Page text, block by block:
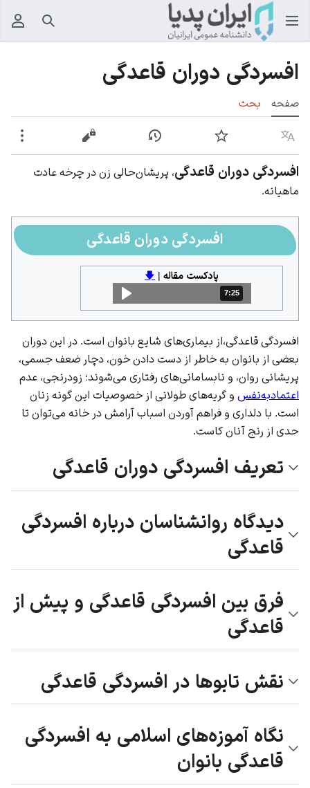
جستجو
افسردگی دوران قاعدگی
صفحه بحث
زبان پیگیری نمایش تاریخچهنمایش مبدأ
افسردگی دوران قاعدگی، پریشان‌حالی زن در چرخه عادت
ماهیانه.
افسردگی دوران قاعدگی
پادکست مقاله|
🡇
مدت: 7 دقیقه و 25 ثانیه
7:25
افسردگی قاعدگی،از بیماری‌های شایع بانوان است. در این دوران
بعضی از بانوان به خاطر از دست دادن خون، دچار ضعف جسمی،
پریشانی روان، و نابسامانی‌های رفتاری می‌شوند؛ زودرنجی، عدم
اعتمادبه‌نفس و گریه‌های طولانی از خصوصیات این گونه زنان
است. با دلداری و فراهم آوردن اسباب آرامش در خانه می‌توان تا
حدی از رنج آنان کاست.
تعریف افسردگی دوران قاعدگی
دیدگاه روانشناسان درباره افسردگی
قاعدگی
فرق بین افسردگی قاعدگی و پیش از
قاعدگی
نقش تابوها در افسردگی قاعدگی
نگاه آموزه‌های اسلامی به افسردگی
قاعدگی بانوان